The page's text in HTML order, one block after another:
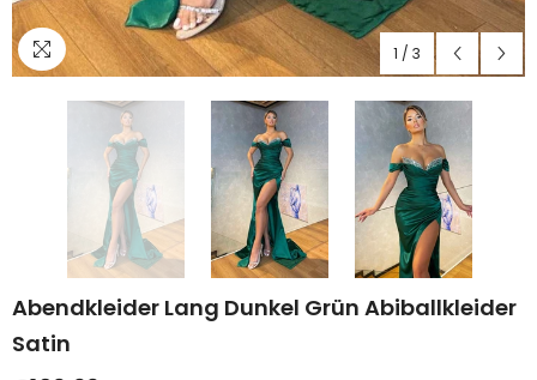
1 / 3
Abendkleider Lang Dunkel Grün Abiballkleider
Satin